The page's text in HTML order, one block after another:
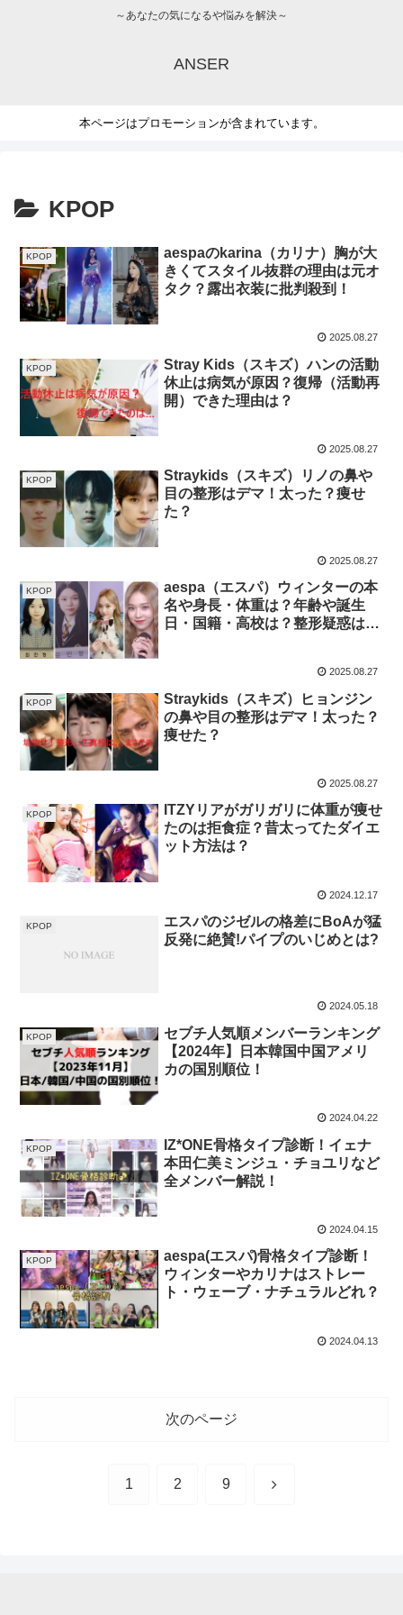
～あなたの気になるや悩みを解決～
ANSER
本ページはプロモーションが含まれています。
KPOP
KPOP
aespaのkarina（カリナ）胸が大
きくてスタイル抜群の理由は元オ
タク？露出衣装に批判殺到！
2025.08.27
KPOP
Stray Kids（スキズ）ハンの活動
休止は病気が原因？復帰（活動再
開）できた理由は？
2025.08.27
KPOP
Straykids（スキズ）リノの鼻や
目の整形はデマ！太った？痩せ
た？
2025.08.27
KPOP
aespa（エスパ）ウィンターの本
名や身長・体重は？年齢や誕生
日・国籍・高校は？整形疑惑はデ
2025.08.27
KPOP
Straykids（スキズ）ヒョンジン
の鼻や目の整形はデマ！太った？
痩せた？
2025.08.27
KPOP
ITZYリアがガリガリに体重が痩せ
たのは拒食症？昔太ってたダイエ
ット方法は？
2024.12.17
KPOP
エスパのジゼルの格差にBoAが猛
反発に絶賛!パイプのいじめとは?
2024.05.18
KPOP
セブチ人気順メンバーランキング
【2024年】日本韓国中国アメリ
カの国別順位！
2024.04.22
KPOP
IZ*ONE骨格タイプ診断！イェナ
本田仁美ミンジュ・チョユリなど
全メンバー解説！
2024.04.15
KPOP
aespa(エスパ)骨格タイプ診断！
ウィンターやカリナはストレー
ト・ウェーブ・ナチュラルどれ？
2024.04.13
次のページ
1 2 9 次